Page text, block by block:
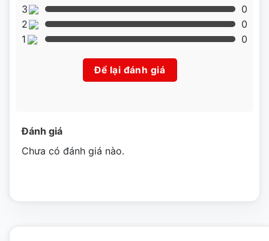
sức.
3
0
2
0
1
0
Để lại đánh giá
Đánh giá
Chưa có đánh giá nào.